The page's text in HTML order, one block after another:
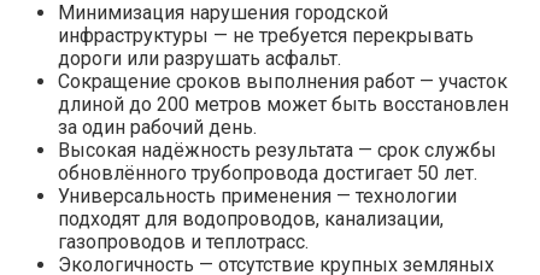
Минимизация нарушения городской
инфраструктуры — не требуется перекрывать
дороги или разрушать асфальт.
Сокращение сроков выполнения работ — участок
длиной до 200 метров может быть восстановлен
за один рабочий день.
Высокая надёжность результата — срок службы
обновлённого трубопровода достигает 50 лет.
Универсальность применения — технологии
подходят для водопроводов, канализации,
газопроводов и теплотрасс.
Экологичность — отсутствие крупных земляных